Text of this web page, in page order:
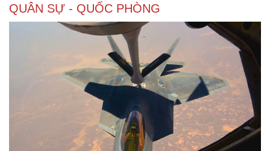
Thông tin doanh nghiệp
Doanh nghiệp 24h
Vì cộng đồng
Công nghệ
Sành điệu
Tin Công nghệ
Trải nghiệm
Chuyển đổi số
QUÂN SỰ - QUỐC PHÒNG